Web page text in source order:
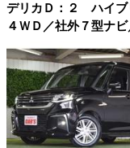
デリカＤ：２ ハイ
４ＷＤ／社外７型ナ
レイ／ドライブレコ
／シートヒーター／
ズ／コーナーセンサー